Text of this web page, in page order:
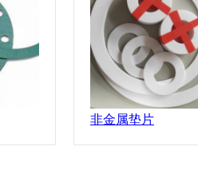
非金属垫片